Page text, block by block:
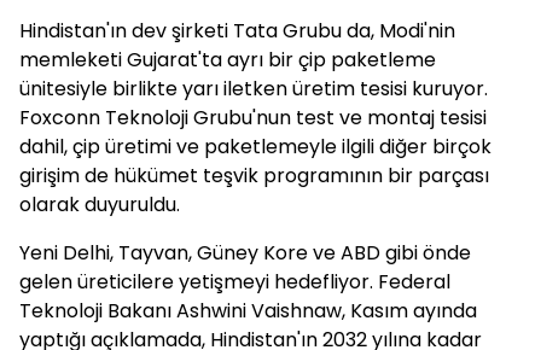
Hindistan'ın dev şirketi Tata Grubu da, Modi'nin
memleketi Gujarat'ta ayrı bir çip paketleme
ünitesiyle birlikte yarı iletken üretim tesisi kuruyor.
Foxconn Teknoloji Grubu'nun test ve montaj tesisi
dahil, çip üretimi ve paketlemeyle ilgili diğer birçok
girişim de hükümet teşvik programının bir parçası
olarak duyuruldu.
Yeni Delhi, Tayvan, Güney Kore ve ABD gibi önde
gelen üreticilere yetişmeyi hedefliyor. Federal
Teknoloji Bakanı Ashwini Vaishnaw, Kasım ayında
yaptığı açıklamada, Hindistan'ın 2032 yılına kadar